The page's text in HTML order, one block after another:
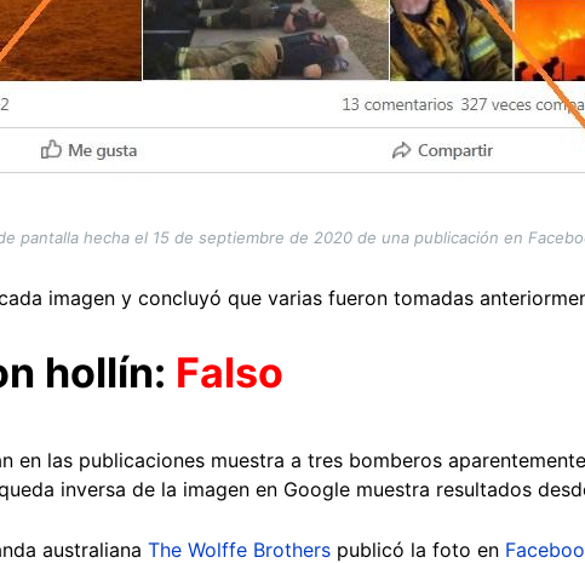
pantalla hecha el 15 de septiembre de 2020 de una publicación en
imagen y concluyó que varias fueron tomadas
hollín: Falso
en las publicaciones muestra a tres bomberos
inversa de la imagen en Google muestra resultados
australiana The Wolffe Brothers publicó la foto en